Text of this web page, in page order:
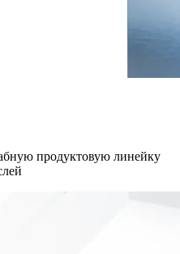
продуктовую линейку